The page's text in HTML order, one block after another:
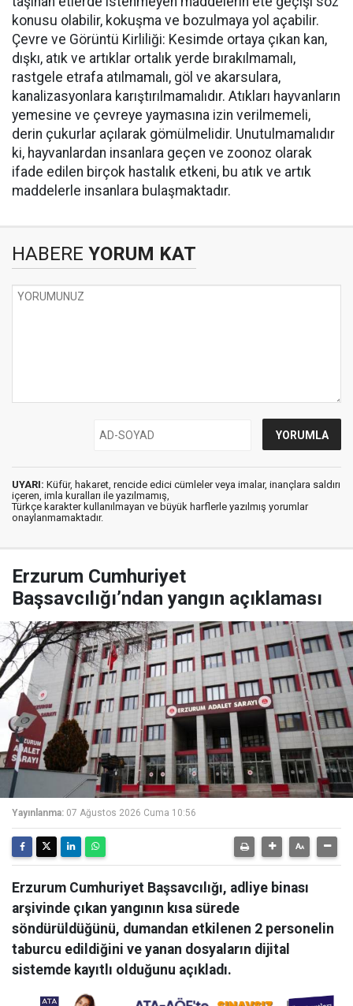
konusu olabilir, kokuşma ve bozulmaya yol açabilir.
Çevre ve Görüntü Kirliliği: Kesimde ortaya çıkan kan,
dışkı, atık ve artıklar ortalık yerde bırakılmamalı,
rastgele etrafa atılmamalı, göl ve akarsulara,
kanalizasyonlara karıştırılmamalıdır. Atıkları hayvanların
yemesine ve çevreye yaymasına izin verilmemeli,
derin çukurlar açılarak gömülmelidir. Unutulmamalıdır
ki, hayvanlardan insanlara geçen ve zoonoz olarak
ifade edilen birçok hastalık etkeni, bu atık ve artık
maddelerle insanlara bulaşmaktadır.
HABERE YORUM KAT
UYARI: Küfür, hakaret, rencide edici cümleler veya imalar, inançlara saldırı
içeren, imla kuralları ile yazılmamış,
Türkçe karakter kullanılmayan ve büyük harflerle yazılmış yorumlar
onaylanmamaktadır.
Erzurum Cumhuriyet
Başsavcılığı’ndan yangın açıklaması
Yayınlanma: 07 Ağustos 2026 Cuma 10:56
Erzurum Cumhuriyet Başsavcılığı, adliye binası
arşivinde çıkan yangının kısa sürede
söndürüldüğünü, dumandan etkilenen 2 personelin
taburcu edildiğini ve yanan dosyaların dijital
sistemde kayıtlı olduğunu açıkladı.